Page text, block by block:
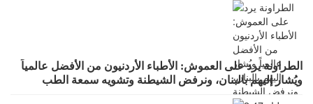
الطراونة يرد على العموش: الأطباء الأردنيون من الأفضل عالمياً
ويُشار إليهم بالبنان، ونرفض الشيطنة وتشويه سمعة الطب
بالعموميات